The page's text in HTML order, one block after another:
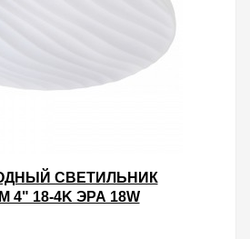
СВЕТИЛЬНИК
4" 18-4K ЭРА 18W